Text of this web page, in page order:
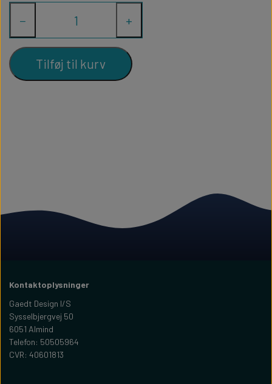
TERMOKRUS MED PRINT
− +
Tilføj til kurv
Kontaktoplysninger
Gaedt Design I/S
Sysselbjergvej 50
6051 Almind
Telefon: 50505964
CVR: 40601813